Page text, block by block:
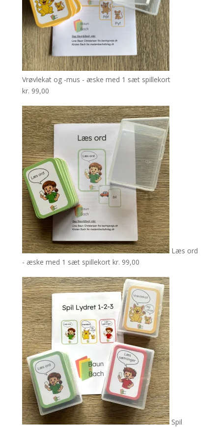
Vrøvlekat og -mus - æske med 1 sæt spillekort
kr. 99,00
Læs ord
- æske med 1 sæt spillekort kr. 99,00
Spil